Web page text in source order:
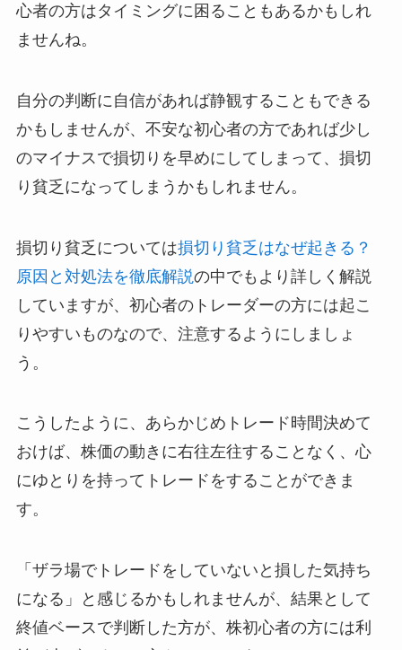
心者の方はタイミングに困ることもあるかもしれ
ませんね。
自分の判断に自信があれば静観することもできる
かもしませんが、不安な初心者の方であれば少し
のマイナスで損切りを早めにしてしまって、損切
り貧乏になってしまうかもしれません。
損切り貧乏については損切り貧乏はなぜ起きる？
原因と対処法を徹底解説の中でもより詳しく解説
していますが、初心者のトレーダーの方には起こ
りやすいものなので、注意するようにしましょ
う。
こうしたように、あらかじめトレード時間決めて
おけば、株価の動きに右往左往することなく、心
にゆとりを持ってトレードをすることができま
す。
「ザラ場でトレードをしていないと損した気持ち
になる」と感じるかもしれませんが、結果として
終値ベースで判断した方が、株初心者の方には利